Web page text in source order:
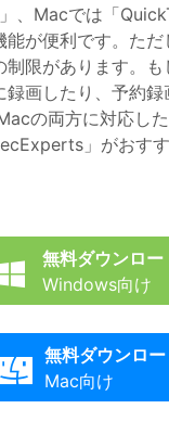
、Macでは「
能が便利です。た
制限があります。も
録画したり、予約
の両方に対応し
」がおすす
無料ダウンロー
Windows向け

無料ダウンロー
Mac向け